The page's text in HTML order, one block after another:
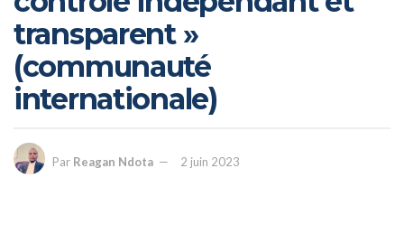
transparent »
(communauté
internationale)
Par Reagan Ndota 2 juin 2023